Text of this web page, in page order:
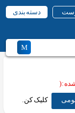
دسته بندی
:(
کلیک کن.